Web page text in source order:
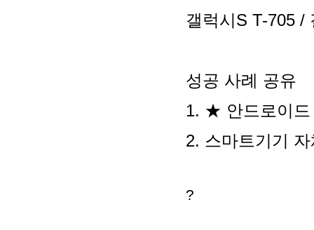
갤럭시S T-705 /
성공 사례 공유
1. ★ 안드로이
2. 스마트기기
?